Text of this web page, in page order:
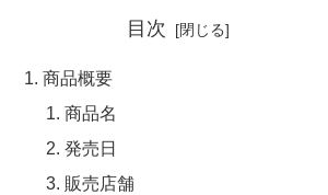
目次
商品概要
商品名
発売日
販売店舗